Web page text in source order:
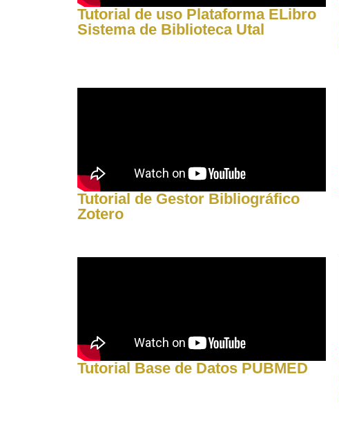
Tutorial de uso Plataforma ELibro
Sistema de Biblioteca Utal
Tutorial de Gestor Bibliográfico
Zotero
Tutorial Base de Datos PUBMED